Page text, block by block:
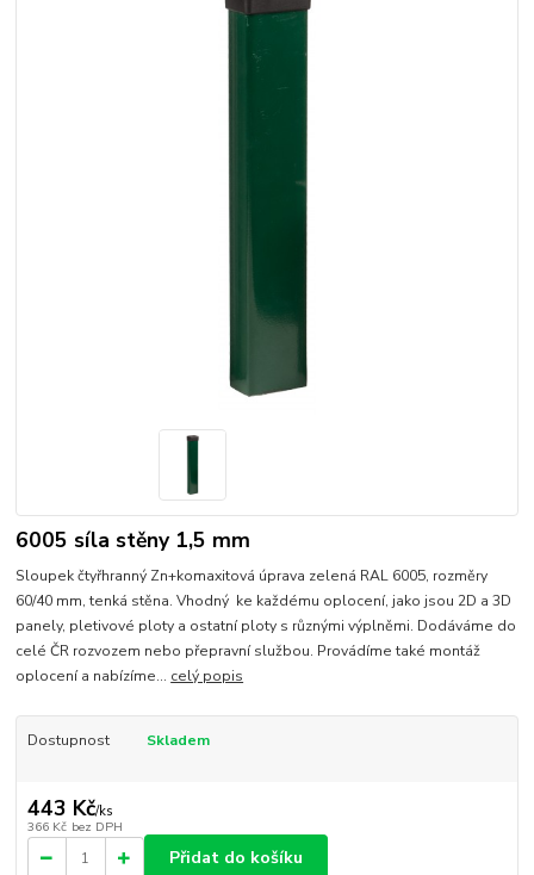
6005 síla stěny 1,5 mm
Sloupek čtyřhranný Zn+komaxitová úprava zelená RAL 6005, rozměry
60/40 mm, tenká stěna. Vhodný ke každému oplocení, jako jsou 2D a 3D
panely, pletivové ploty a ostatní ploty s různými výplněmi. Dodáváme do
celé ČR rozvozem nebo přepravní službou. Provádíme také montáž
oplocení a nabízíme... celý popis
Dostupnost Skladem
443 Kč/ks
366 Kč bez DPH
Přidat do košíku